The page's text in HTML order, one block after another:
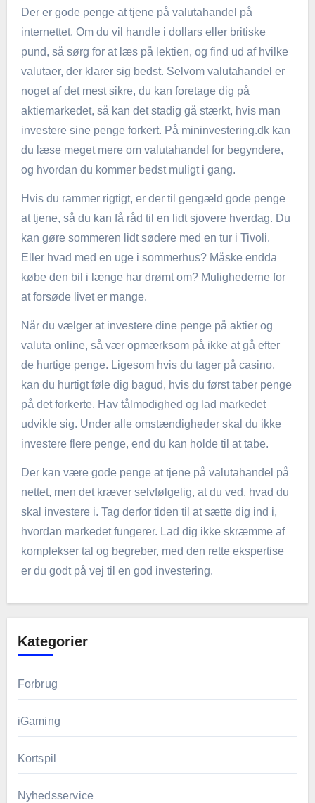
Der er gode penge at tjene på valutahandel på
internettet. Om du vil handle i dollars eller britiske
pund, så sørg for at læs på lektien, og find ud af hvilke
valutaer, der klarer sig bedst. Selvom valutahandel er
noget af det mest sikre, du kan foretage dig på
aktiemarkedet, så kan det stadig gå stærkt, hvis man
investere sine penge forkert. På mininvestering.dk kan
du læse meget mere om valutahandel for begyndere,
og hvordan du kommer bedst muligt i gang.
Hvis du rammer rigtigt, er der til gengæld gode penge
at tjene, så du kan få råd til en lidt sjovere hverdag. Du
kan gøre sommeren lidt sødere med en tur i Tivoli.
Eller hvad med en uge i sommerhus? Måske endda
købe den bil i længe har drømt om? Mulighederne for
at forsøde livet er mange.
Når du vælger at investere dine penge på aktier og
valuta online, så vær opmærksom på ikke at gå efter
de hurtige penge. Ligesom hvis du tager på casino,
kan du hurtigt føle dig bagud, hvis du først taber penge
på det forkerte. Hav tålmodighed og lad markedet
udvikle sig. Under alle omstændigheder skal du ikke
investere flere penge, end du kan holde til at tabe.
Der kan være gode penge at tjene på valutahandel på
nettet, men det kræver selvfølgelig, at du ved, hvad du
skal investere i. Tag derfor tiden til at sætte dig ind i,
hvordan markedet fungerer. Lad dig ikke skræmme af
komplekser tal og begreber, med den rette ekspertise
er du godt på vej til en god investering.
Kategorier
Forbrug
iGaming
Kortspil
Nyhedsservice